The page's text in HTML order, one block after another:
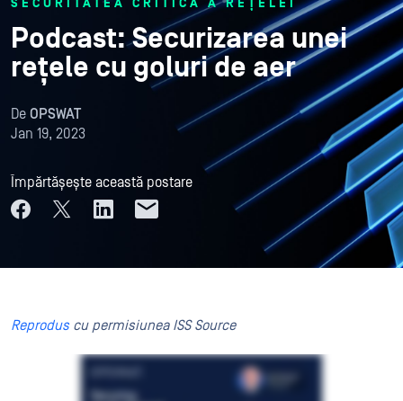
SECURITATEA CRITICĂ A REȚELEI
Podcast: Securizarea unei
rețele cu goluri de aer
De OPSWAT
Jan 19, 2023
Împărtășește această postare
Reproduscu permisiunea ISS Source